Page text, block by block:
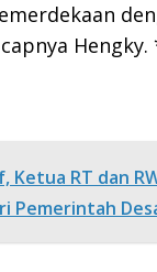
Hengky.
Ketua RT dan
Pemerintah